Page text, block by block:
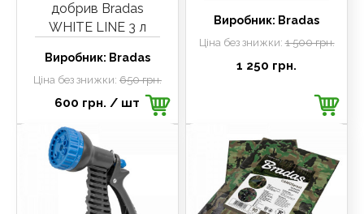
добрив Bradas
WHITE LINE 3 л
Виробник: Bradas
Ціна без знижки: 650 грн.
600 грн. / шт
Виробник: Bradas
Ціна без знижки:1 500 грн.
1 250 грн.